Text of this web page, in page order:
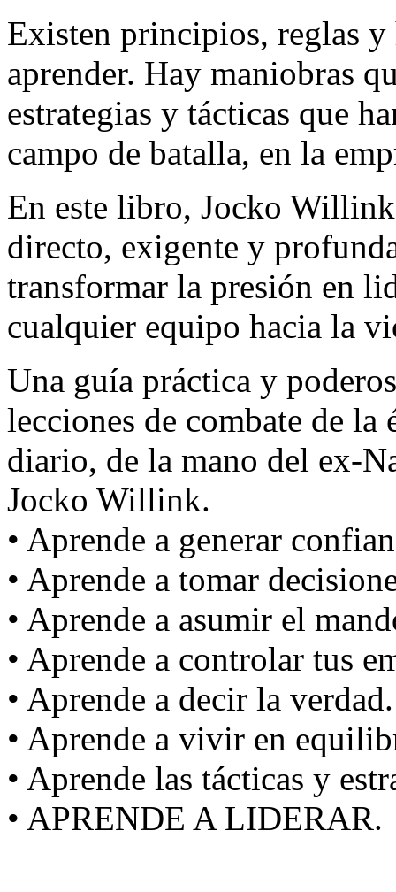
Existen principios, reglas y
aprender. Hay maniobras
estrategias y tácticas que
campo de batalla, en la
En este libro, Jocko
directo, exigente y
transformar la presión en
cualquier equipo hacia la
Una guía práctica y
lecciones de combate de
diario, de la mano del ex-
Jocko Willink.
• Aprende a generar
• Aprende a tomar
• Aprende a asumir el
• Aprende a controlar tus
• Aprende a decir la verdad.
• Aprende a vivir en
• Aprende las tácticas y
• APRENDE A LIDERAR.